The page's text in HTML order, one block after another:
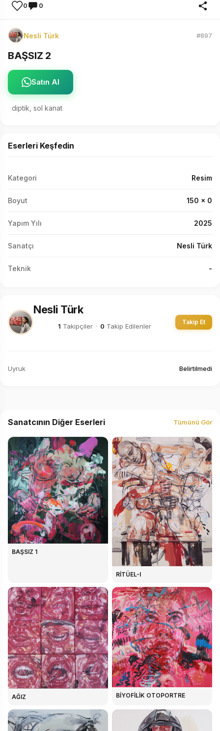
0 0
Nesli Türk #897
BAŞSIZ 2
Satın Al
diptik, sol kanat
Eserleri Keşfedin
Kategori Resim
Boyut 150 x 0
Yapım Yılı 2025
Sanatçı Nesli Türk
Teknik -
Nesli Türk
1 Takipçiler · 0 Takip Edilenler
Takip Et
Uyruk Belirtilmedi
Sanatcının Diğer Eserleri Tümünü Gör
BAŞSIZ 1
RİTÜEL-I
AĞIZ BİYOFİLİK OTOPORTRE